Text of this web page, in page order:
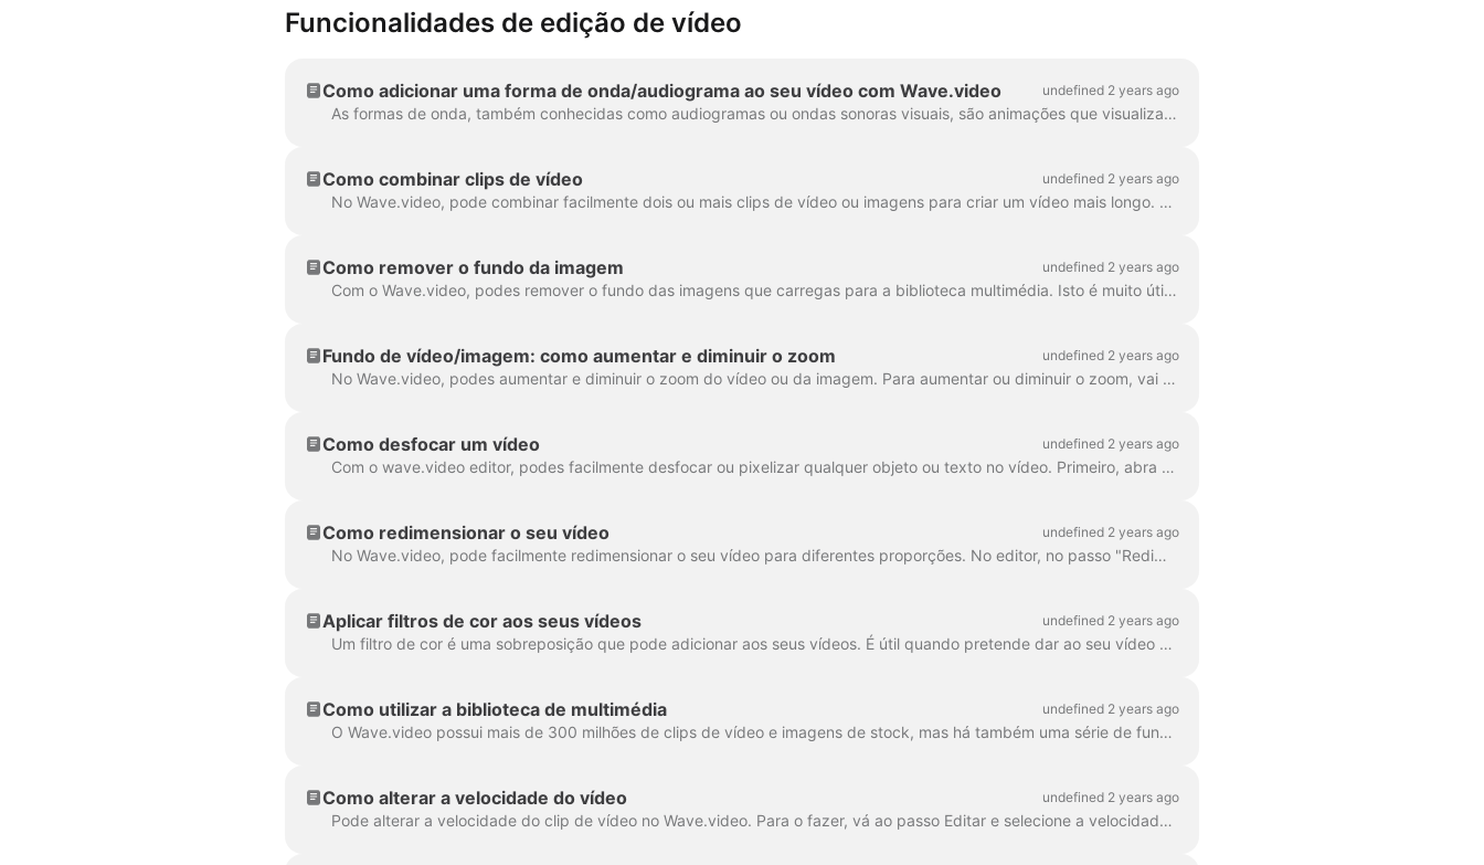
Funcionalidades de edição de vídeo
Como adicionar uma forma de onda/audiograma ao seu vídeo com Wave.video undefined 2 years ago
As formas de onda, também conhecidas como audiogramas ou ondas sonoras visuais, são animações que visualizam o som do seu vídeo. Gera uma forma de onda para o teu podcast...
Como combinar clips de vídeo undefined 2 years ago
No Wave.video, pode combinar facilmente dois ou mais clips de vídeo ou imagens para criar um vídeo mais longo. Para o fazer, vá a https://wave.video/br/ e clique em ...
Como remover o fundo da imagem undefined 2 years ago
Com o Wave.video, podes remover o fundo das imagens que carregas para a biblioteca multimédia. Isto é muito útil quando se pretende criar um vídeo...
Fundo de vídeo/imagem: como aumentar e diminuir o zoom undefined 2 years ago
No Wave.video, podes aumentar e diminuir o zoom do vídeo ou da imagem. Para aumentar ou diminuir o zoom, vai até ao passo Editar e muda para o separador "Vídeo/Imagem" (dep...
Como desfocar um vídeo undefined 2 years ago
Com o wave.video editor, podes facilmente desfocar ou pixelizar qualquer objeto ou texto no vídeo. Primeiro, abra o editor e selecione "Overlays & Stickers", depois ...
Como redimensionar o seu vídeo undefined 2 years ago
No Wave.video, pode facilmente redimensionar o seu vídeo para diferentes proporções. No editor, no passo "Redimensionar vídeo", pode escolher um novo formato para o...
Aplicar filtros de cor aos seus vídeos undefined 2 years ago
Um filtro de cor é uma sobreposição que pode adicionar aos seus vídeos. É útil quando pretende dar ao seu vídeo um aspeto de marca consistente e...
Como utilizar a biblioteca de multimédia undefined 2 years ago
O Wave.video possui mais de 300 milhões de clips de vídeo e imagens de stock, mas há também uma série de funcionalidades que os nossos utilizadores e a nossa equipa...
Como alterar a velocidade do vídeo undefined 2 years ago
Pode alterar a velocidade do clip de vídeo no Wave.video. Para o fazer, vá ao passo Editar e selecione a velocidade que pretende. Por defeito, a velocidade do vídeo é ...